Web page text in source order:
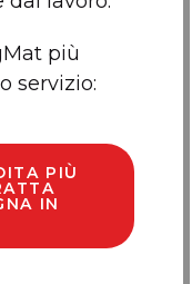
più
servizio:
PIÙ
IN